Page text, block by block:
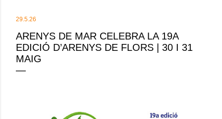
29.5.26
ARENYS DE MAR CELEBRA LA 19A
EDICIÓ D’ARENYS DE FLORS | 30 I 31
MAIG